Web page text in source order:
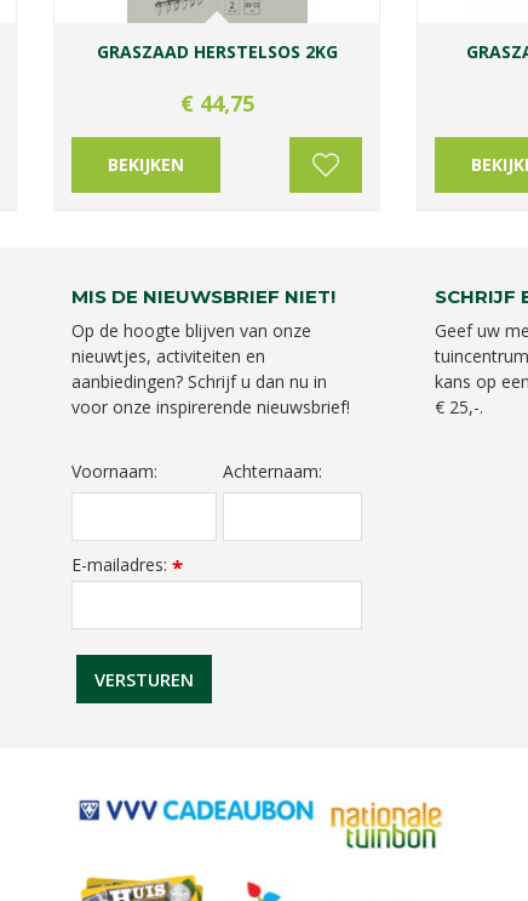
GRASZAAD HERSTELSOS 2KG
€ 44,75
BEKIJKEN
MIS DE NIEUWSBRIEF NIET!
Op de hoogte blijven van onze
nieuwtjes, activiteiten en
aanbiedingen? Schrijf u dan nu in
voor onze inspirerende nieuwsbrief!
Voornaam: Achternaam:
E-mailadres: *
SCHRIJF
Geef uw
kans op
€ 25,-.